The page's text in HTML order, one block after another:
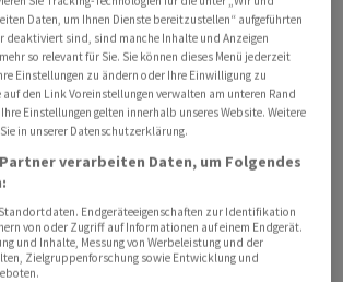
ist die Kursentwicklung insgesamt
Rücksetzers am Freitag. Mit dem Plus
übertreffen die Aktien von
Gesamtmarkt klar. Dieser fällt
Market Index(SMI) auf
2,3 Prozent.
Daten, um Ihnen Dienste bereitzustellen“ aufgeführten
deaktiviert sind, sind manche Inhalte und Anzeigen
so relevant für Sie. Sie können dieses Menü jederzeit
Einstellungen zu ändern oder Ihre Einwilligung zu
den Link Voreinstellungen verwalten am unteren Rand
Einstellungen gelten innerhalb unseres Website. Weitere
in unserer Datenschutzerklärung.
verarbeiten Daten, um Folgendes
Endgeräteeigenschaften zur Identifikation
von oder Zugriff auf Informationen auf einem Endgerät.
und Inhalte, Messung von Werbeleistung und der
Zielgruppenforschung sowie Entwicklung und